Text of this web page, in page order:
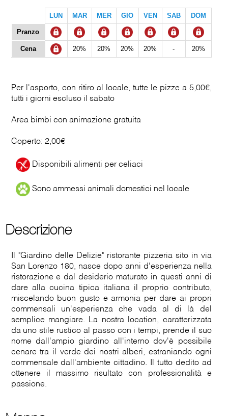
LUN MAR MER GIO VEN SAB DOM
Pranzo
Cena 20% 20% 20% 20% - 20%
Per l'asporto, con ritiro al locale, tutte le pizze a 5,00€,
tutti i giorni escluso il sabato
Area bimbi con animazione gratuita
Coperto: 2,00€
Disponibili alimenti per celiaci
Sono ammessi animali domestici nel locale
Descrizione
Il "Giardino delle Delizie" ristorante pizzeria sito in via
San Lorenzo 180, nasce dopo anni d'esperienza nella
ristorazione e dal desiderio maturato in questi anni di
dare alla cucina tipica italiana il proprio contributo,
miscelando buon gusto e armonia per dare ai propri
commensali un'esperienza che vada al di là del
semplice mangiare. La nostra location, caratterizzata
da uno stile rustico al passo con i tempi, prende il suo
nome dall'ampio giardino all'interno dov'è possibile
cenare tra il verde dei nostri alberi, estraniando ogni
commensale dall'ambiente cittadino. Il tutto dedito ad
ottenere il massimo risultato con professionalità e
passione.